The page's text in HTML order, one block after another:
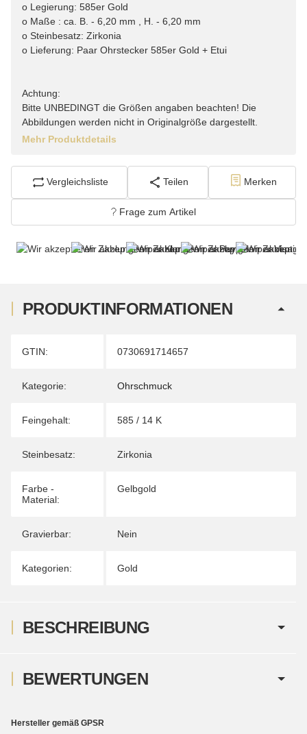
o Legierung: 585er Gold
o Maße : ca. B. - 6,20 mm , H. - 6,20 mm
o Steinbesatz: Zirkonia
o Lieferung: Paar Ohrstecker 585er Gold + Etui
Achtung:
Bitte UNBEDINGT die Größen angaben beachten! Die
Abbildungen werden nicht in Originalgröße dargestellt.
Mehr Produktdetails
Vergleichsliste Teilen Merken
Frage zum Artikel
PRODUKTINFORMATIONEN
Produkteigenschaft
Wert
GTIN: 0730691714657
Kategorie: Ohrschmuck
Feingehalt: 585 / 14 K
Steinbesatz: Zirkonia
Farbe -
Material:
Gelbgold
Gravierbar: Nein
Kategorien: Gold
BESCHREIBUNG
BEWERTUNGEN
Hersteller gemäß GPSR